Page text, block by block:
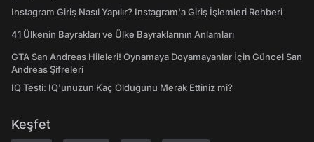
Instagram Giriş Nasıl Yapılır? Instagram'a Giriş İşlemleri Rehberi
41 Ülkenin Bayrakları ve Ülke Bayraklarının Anlamları
GTA San Andreas Hileleri! Oynamaya Doyamayanlar İçin Güncel San
Andreas Şifreleri
IQ Testi: IQ'unuzun Kaç Olduğunu Merak Ettiniz mi?
Keşfet